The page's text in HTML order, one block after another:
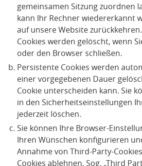
gemeinsamen Sitzung zuordnen
kann Ihr Rechner wiedererkannt
auf unsere Website
Cookies werden gelöscht, wenn
oder den Browser schließen.
Persistente Cookies werden
einer vorgegebenen Dauer
Cookie unterscheiden kann. Sie
in den Sicherheitseinstellungen
jederzeit löschen.
Sie können Ihre Browser-
Ihren Wünschen konfigurieren
Annahme von Third-Party-
Cookies ablehnen. Sog. „Third